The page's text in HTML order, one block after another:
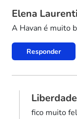
Elena
A Havan é muito
Responder
fico muito